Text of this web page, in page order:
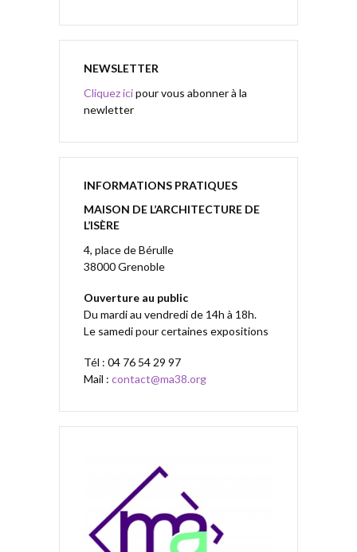
NEWSLETTER
Cliquez icipour vous abonner à la
newletter
INFORMATIONS PRATIQUES
MAISON DE L’ARCHITECTURE DE
L’ISÈRE
4, place de Bérulle
38000 Grenoble
Ouverture au public
Du mardi au vendredi de 14h à 18h.
Le samedi pour certaines expositions
Tél : 04 76 54 29 97
Mail : contact@ma38.org